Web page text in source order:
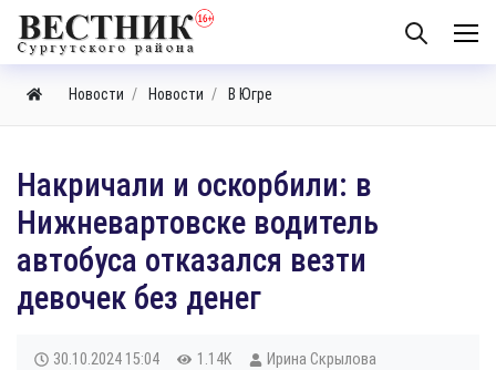
Новости Новости В Югре
​Накричали и оскорбили: в
Нижневартовске водитель
автобуса отказался везти
девочек без денег
30.10.2024 15:04 1.14K Ирина Скрылова